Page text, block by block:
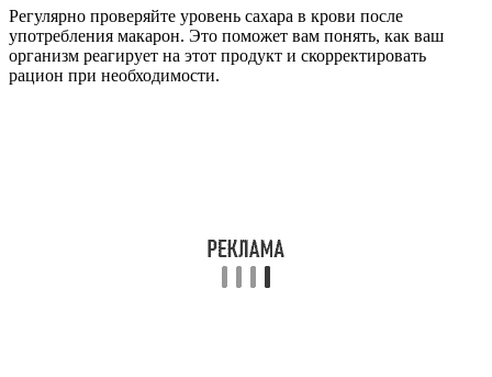
Регулярно проверяйте уровень сахара в крови после
употребления макарон. Это поможет вам понять, как ваш
организм реагирует на этот продукт и скорректировать
рацион при необходимости.